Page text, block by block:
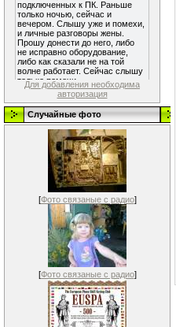
Для добавления необходима
авторизация
Случайные фото
[Фото связаные с радио]
[Фото связаные с радио]